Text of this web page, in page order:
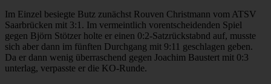
Im Einzel besiegte Butz zunächst Rouven Christmann vom ATSV
Saarbrücken mit 3:1. Im vermeintlich vorentscheidenden Spiel
gegen Björn Stötzer holte er einen 0:2-Satzrückstabnd auf, musste
sich aber dann im fünften Durchgang mit 9:11 geschlagen geben.
Da er dann wenig überraschend gegen Joachim Baustert mit 0:3
unterlag, verpasste er die KO-Runde.